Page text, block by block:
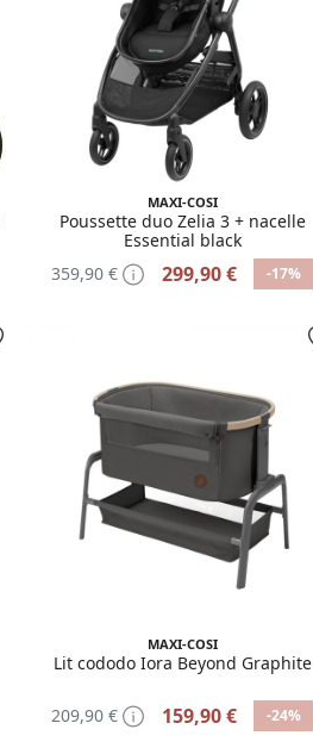
MAXI-COSI
Poussette duo Zelia 3 + nacelle
Essential black
359,90 €
299,90 € -17%
MAXI-COSI
Lit cododo Iora Beyond Graphite
209,90 € 159,90 € -24%